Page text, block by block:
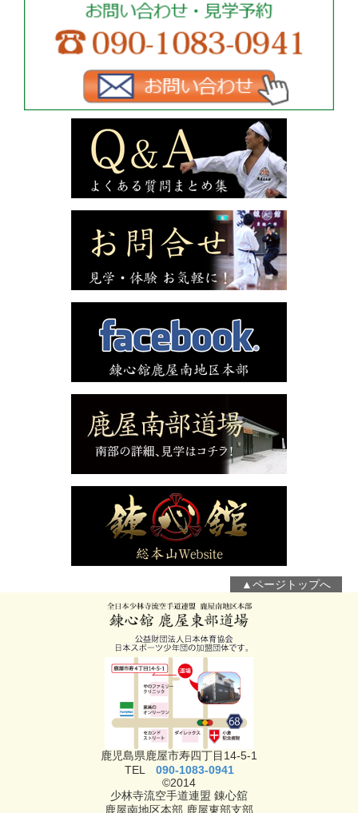
▲ページトップへ
鹿児島県鹿屋市寿四丁目14-5-1
TEL 090-1083-0941
©2014
少林寺流空手道連盟 錬心舘
鹿屋南地区本部 鹿屋東部支部